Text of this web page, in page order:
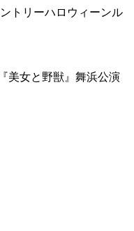
トリーハロウィーンル
美女と野獣』舞浜公演